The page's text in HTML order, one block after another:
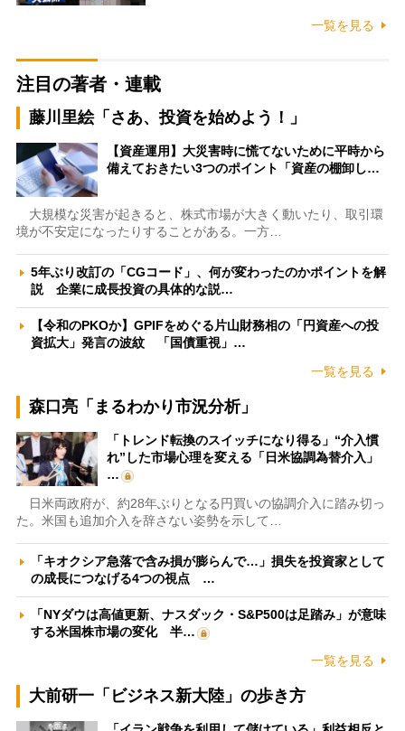
一覧を見る
注目の著者・連載
藤川里絵「さあ、投資を始めよう！」
【資産運用】大災害時に慌てないために平時から
備えておきたい3つのポイント「資産の棚卸し…
大規模な災害が起きると、株式市場が大きく動いたり、取引環
境が不安定になったりすることがある。一方…
5年ぶり改訂の「CGコード」、何が変わったのかポイントを解
説 企業に成長投資の具体的な説…
【令和のPKOか】GPIFをめぐる片山財務相の「円資産への投
資拡大」発言の波紋 「国債重視」…
一覧を見る
森口亮「まるわかり市況分析」
「トレンド転換のスイッチになり得る」“介入慣
れ”した市場心理を変える「日米協調為替介入」
…
日米両政府が、約28年ぶりとなる円買いの協調介入に踏み切っ
た。米国も追加介入を辞さない姿勢を示して…
「キオクシア急落で含み損が膨らんで…」損失を投資家として
の成長につなげる4つの視点 …
「NYダウは高値更新、ナスダック・S&P500は足踏み」が意味
する米国株市場の変化 半…
一覧を見る
大前研一「ビジネス新大陸」の歩き方